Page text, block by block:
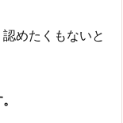
めたくもないと